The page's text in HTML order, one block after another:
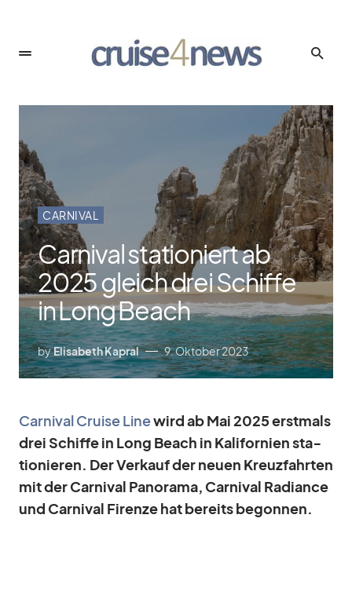
CARNIVAL
Carnival stationiert ab
2025 gleich drei Schiffe
in Long Beach
byElisabeth Kapral 9. Oktober 2023
Car­ni­val Cruise Linewird ab Mai 2025 erst­mals
drei Schiffe in Long Beach in Ka­li­for­nien sta­
tio­nie­ren. Der Ver­kauf der neuen Kreuz­fahr­ten
mit der Car­ni­val Pan­orama, Car­ni­val Ra­di­ance
und Car­ni­val Firenze hat be­reits be­gon­nen.